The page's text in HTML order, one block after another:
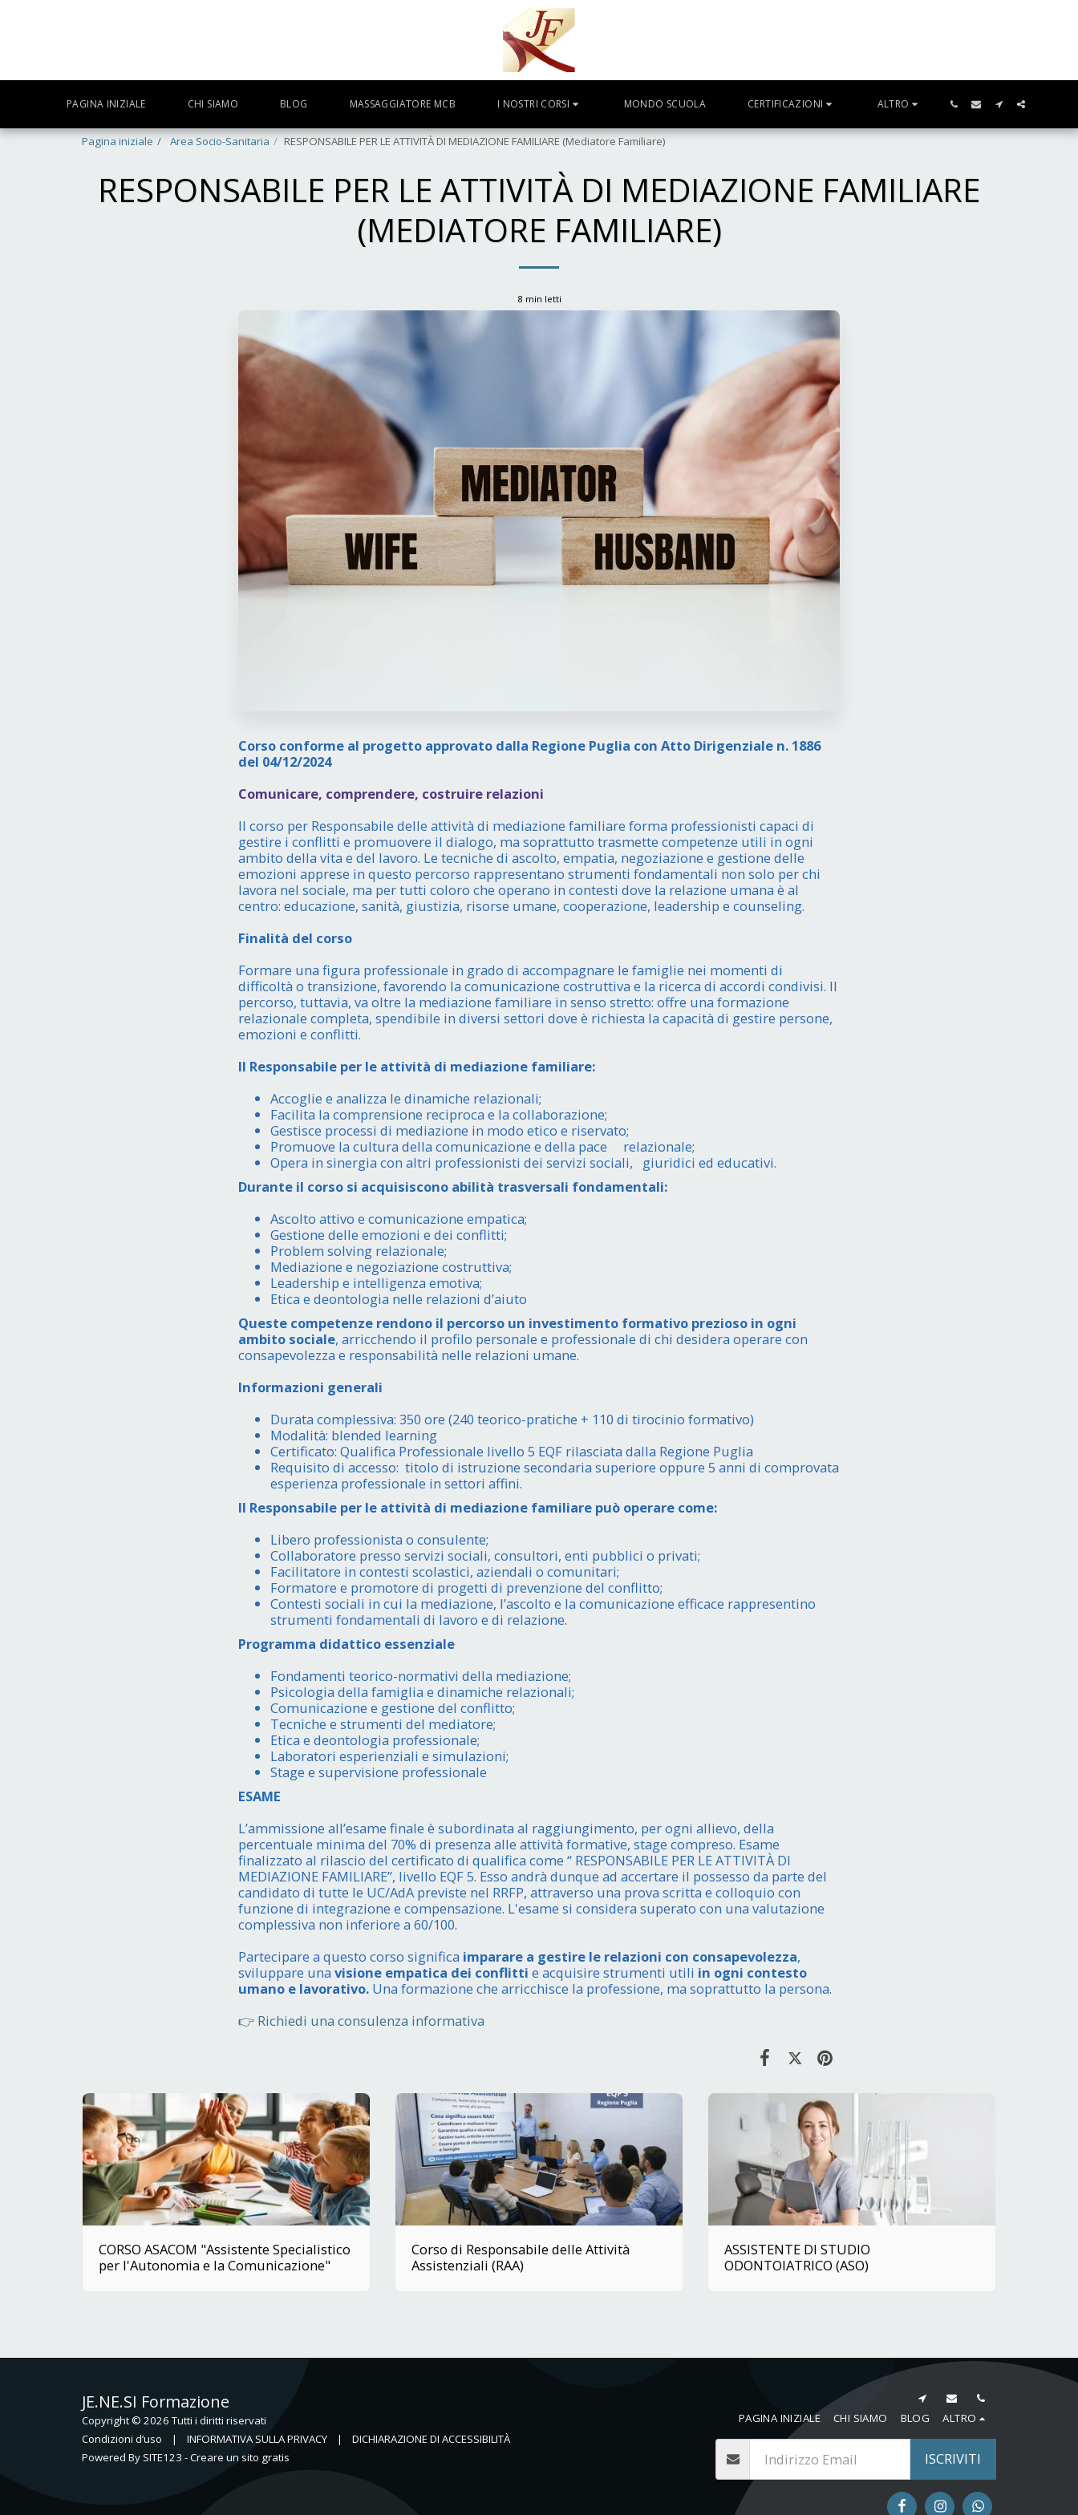
PAGINA INIZIALE CHI SIAMO BLOG MASSAGGIATORE MCB I NOSTRI CORSI MONDO SCUOLA CERTIFICAZIONI ALTRO
Pagina iniziale Area Socio-Sanitaria RESPONSABILE PER LE ATTIVITÀ DI MEDIAZIONE FAMILIARE (Mediatore Familiare)
RESPONSABILE PER LE ATTIVITÀ DI MEDIAZIONE FAMILIARE
(MEDIATORE FAMILIARE)
8 min letti
Corso conforme al progetto approvato dalla Regione Puglia con Atto Dirigenziale n. 1886
del 04/12/2024
Comunicare, comprendere, costruire relazioni
Il corso per Responsabile delle attività di mediazione familiare forma professionisti capaci di
gestire i conflitti e promuovere il dialogo, ma soprattutto trasmette competenze utili in ogni
ambito della vita e del lavoro. Le tecniche di ascolto, empatia, negoziazione e gestione delle
emozioni apprese in questo percorso rappresentano strumenti fondamentali non solo per chi
lavora nel sociale, ma per tutti coloro che operano in contesti dove la relazione umana è al
centro: educazione, sanità, giustizia, risorse umane, cooperazione, leadership e counseling.
Finalità del corso
Formare una figura professionale in grado di accompagnare le famiglie nei momenti di
difficoltà o transizione, favorendo la comunicazione costruttiva e la ricerca di accordi condivisi. Il
percorso, tuttavia, va oltre la mediazione familiare in senso stretto: offre una formazione
relazionale completa, spendibile in diversi settori dove è richiesta la capacità di gestire persone,
emozioni e conflitti.
Il Responsabile per le attività di mediazione familiare:
Accoglie e analizza le dinamiche relazionali;
Facilita la comprensione reciproca e la collaborazione;
Gestisce processi di mediazione in modo etico e riservato;
Promuove la cultura della comunicazione e della pace relazionale;
Opera in sinergia con altri professionisti dei servizi sociali, giuridici ed educativi.
Durante il corso si acquisiscono abilità trasversali fondamentali:
Ascolto attivo e comunicazione empatica;
Gestione delle emozioni e dei conflitti;
Problem solving relazionale;
Mediazione e negoziazione costruttiva;
Leadership e intelligenza emotiva;
Etica e deontologia nelle relazioni d’aiuto
Queste competenze rendono il percorso un investimento formativo prezioso in ogni
ambito sociale, arricchendo il profilo personale e professionale di chi desidera operare con
consapevolezza e responsabilità nelle relazioni umane.
Informazioni generali
Durata complessiva: 350 ore (240 teorico-pratiche + 110 di tirocinio formativo)
Modalità: blended learning
Certificato: Qualifica Professionale livello 5 EQF rilasciata dalla Regione Puglia
Requisito di accesso: titolo di istruzione secondaria superiore oppure 5 anni di comprovata
esperienza professionale in settori affini.
Il Responsabile per le attività di mediazione familiare può operare come:
Libero professionista o consulente;
Collaboratore presso servizi sociali, consultori, enti pubblici o privati;
Facilitatore in contesti scolastici, aziendali o comunitari;
Formatore e promotore di progetti di prevenzione del conflitto;
Contesti sociali in cui la mediazione, l’ascolto e la comunicazione efficace rappresentino
strumenti fondamentali di lavoro e di relazione.
Programma didattico essenziale
Fondamenti teorico-normativi della mediazione;
Psicologia della famiglia e dinamiche relazionali;
Comunicazione e gestione del conflitto;
Tecniche e strumenti del mediatore;
Etica e deontologia professionale;
Laboratori esperienziali e simulazioni;
Stage e supervisione professionale
ESAME
L’ammissione all’esame finale è subordinata al raggiungimento, per ogni allievo, della
percentuale minima del 70% di presenza alle attività formative, stage compreso. Esame
finalizzato al rilascio del certificato di qualifica come “ RESPONSABILE PER LE ATTIVITÀ DI
MEDIAZIONE FAMILIARE”, livello EQF 5. Esso andrà dunque ad accertare il possesso da parte del
candidato di tutte le UC/AdA previste nel RRFP, attraverso una prova scritta e colloquio con
funzione di integrazione e compensazione. L'esame si considera superato con una valutazione
complessiva non inferiore a 60/100.
Partecipare a questo corso significa imparare a gestire le relazioni con consapevolezza,
sviluppare una visione empatica dei conflitti e acquisire strumenti utili in ogni contesto
umano e lavorativo. Una formazione che arricchisce la professione, ma soprattutto la persona.
👉 Richiedi una consulenza informativa
CORSO ASACOM "Assistente Specialistico
per l'Autonomia e la Comunicazione"
Corso di Responsabile delle Attività
Assistenziali (RAA)
ASSISTENTE DI STUDIO
ODONTOIATRICO (ASO)
JE.NE.SI Formazione
Copyright © 2026 Tutti i diritti riservati
Condizioni d’uso | INFORMATIVA SULLA PRIVACY | DICHIARAZIONE DI ACCESSIBILITÀ
Powered By SITE123 -Creare un sito gratis
PAGINA INIZIALE CHI SIAMO BLOG ALTRO
ISCRIVITI